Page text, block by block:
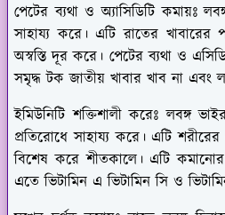
পেটের ব্যথা ও অ্যাসিডিটি কমায়ঃ
সাহায্য করে। এটি রাতের
অস্বস্তি দূর করে। পেটের ব্যথা ও
সমৃদ্ধ টক জাতীয় খাবার খাব না এবং
ইমিউনিটি শক্তিশালী করেঃলবঙ্গ
প্রতিরোধে সাহায্য করে। এটি
বিশেষ করে শীতকালে। এটি
এতে ভিটামিন এ ভিটামিন সি ও